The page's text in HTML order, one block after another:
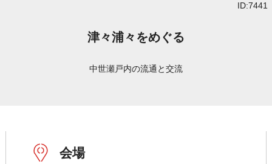
ID:7441
津々浦々をめぐる
中世瀬戸内の流通と交流
会場